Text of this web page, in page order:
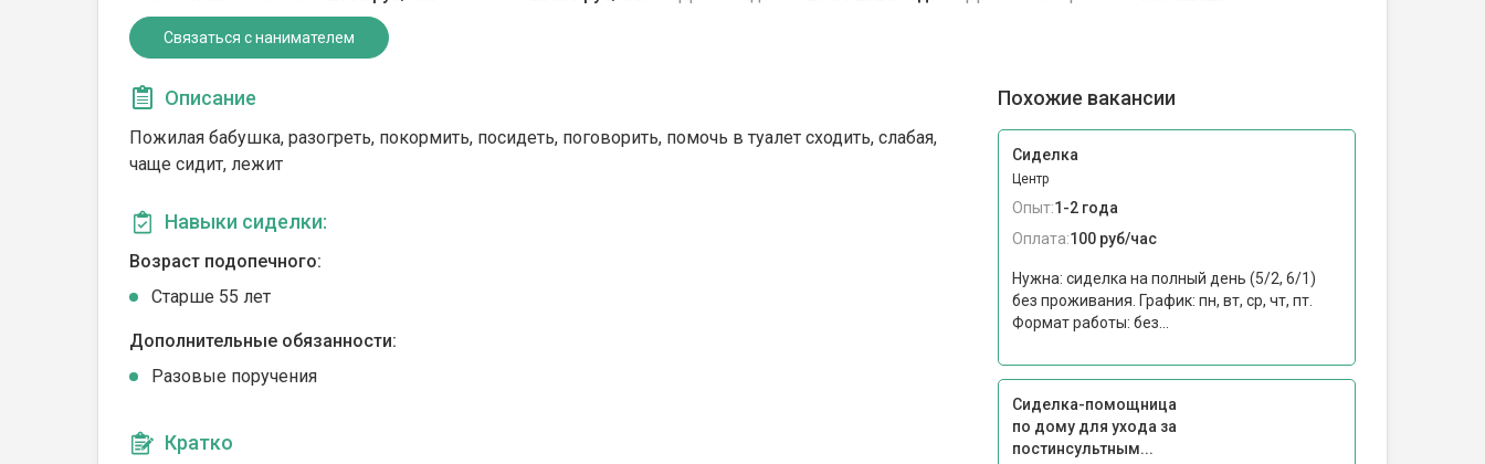
Связаться с нанимателем
Описание
Пожилая бабушка, разогреть, покормить, посидеть, поговорить, помочь в туалет сходить, слабая,
чаще сидит, лежит
Навыки сиделки:
Возраст подопечного:
Cтарше 55 лет
Дополнительные обязанности:
Разовые поручения
Кратко
Похожие вакансии
Сиделка
Центр
Опыт:1-2 года
Оплата:100 руб/час
Нужна: сиделка на полный день (5/2, 6/1)
без проживания. График: пн, вт, ср, чт, пт.
Формат работы: без...
Сиделка-помощница
по дому для ухода за
постинсультным...